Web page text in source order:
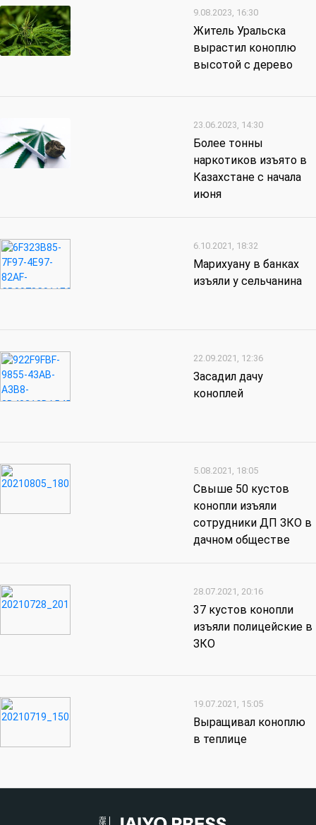
9.08.2023, 16:30
Житель Уральска
вырастил коноплю
высотой с дерево
23.06.2023, 14:30
Более тонны
наркотиков изъято в
Казахстане с начала
июня
6.10.2021, 18:32
Марихуану в банках
изъяли у сельчанина
22.09.2021, 12:36
Засадил дачу
коноплей
5.08.2021, 18:05
Свыше 50 кустов
конопли изъяли
сотрудники ДП ЗКО в
дачном обществе
28.07.2021, 20:16
37 кустов конопли
изъяли полицейские в
ЗКО
19.07.2021, 15:05
Выращивал коноплю
в теплице